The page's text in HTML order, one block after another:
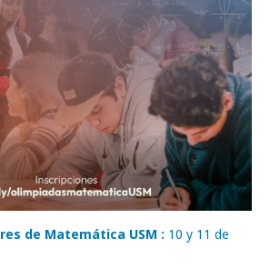
de Matemática USM : 10 y 11 de